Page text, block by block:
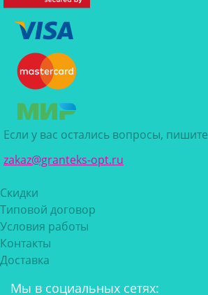
Если у вас остались вопросы, пишите
zakaz@granteks-opt.ru
Скидки
Типовой договор
Условия работы
Контакты
Доставка
Мы в социальных сетях: